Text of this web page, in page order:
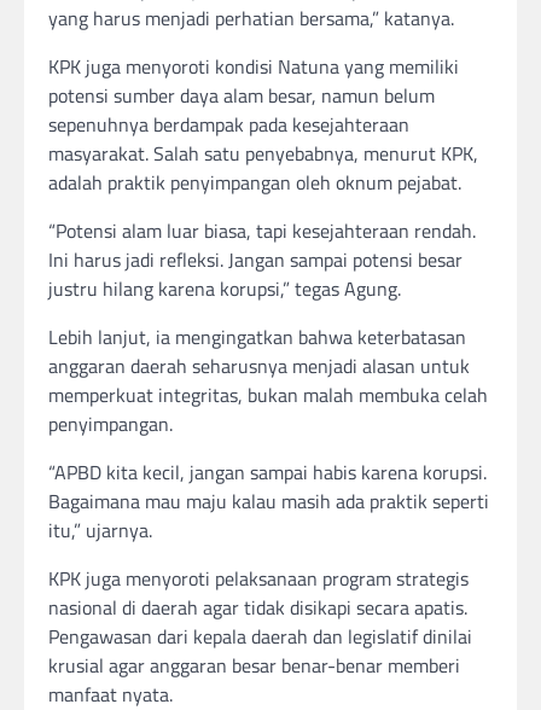
yang harus menjadi perhatian bersama,” katanya.
KPK juga menyoroti kondisi Natuna yang memiliki
potensi sumber daya alam besar, namun belum
sepenuhnya berdampak pada kesejahteraan
masyarakat. Salah satu penyebabnya, menurut KPK,
adalah praktik penyimpangan oleh oknum pejabat.
“Potensi alam luar biasa, tapi kesejahteraan rendah.
Ini harus jadi refleksi. Jangan sampai potensi besar
justru hilang karena korupsi,” tegas Agung.
Lebih lanjut, ia mengingatkan bahwa keterbatasan
anggaran daerah seharusnya menjadi alasan untuk
memperkuat integritas, bukan malah membuka celah
penyimpangan.
“APBD kita kecil, jangan sampai habis karena korupsi.
Bagaimana mau maju kalau masih ada praktik seperti
itu,” ujarnya.
KPK juga menyoroti pelaksanaan program strategis
nasional di daerah agar tidak disikapi secara apatis.
Pengawasan dari kepala daerah dan legislatif dinilai
krusial agar anggaran besar benar-benar memberi
manfaat nyata.